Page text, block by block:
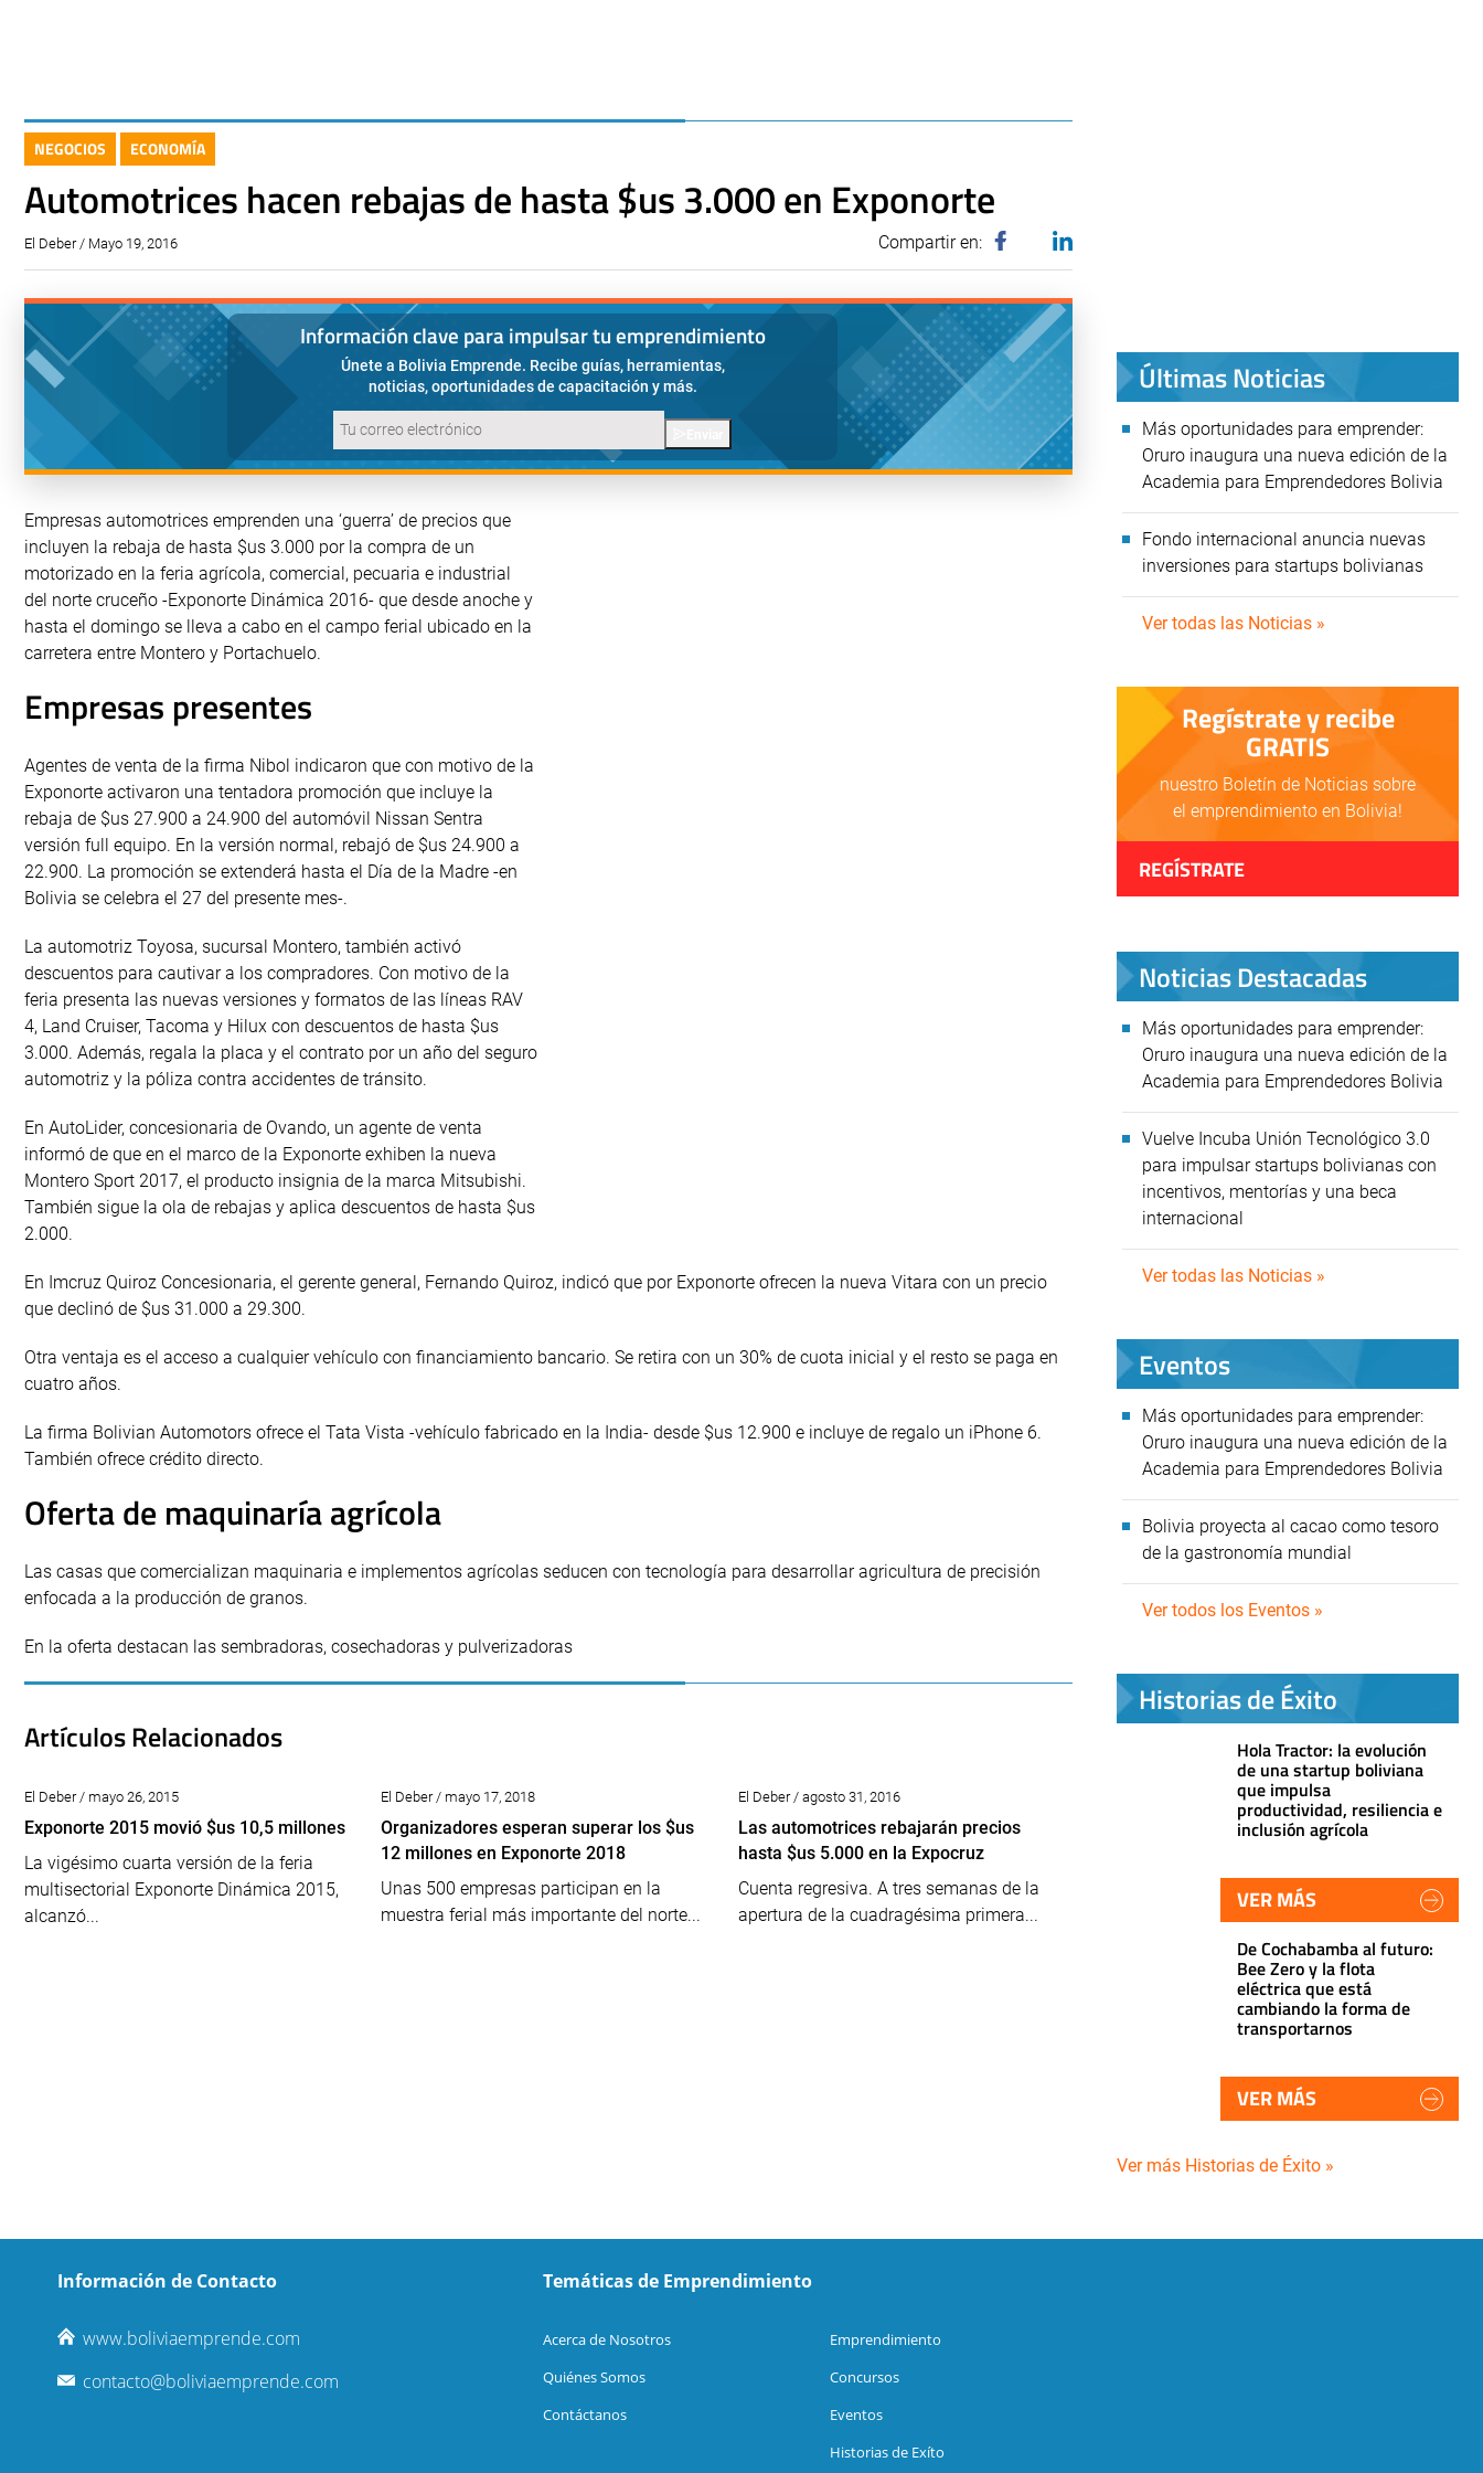
NEGOCIOS ECONOMÍA
Automotrices hacen rebajas de hasta $us 3.000 en Exponorte
El Deber / Mayo 19, 2016 Compartir en:
Información clave para impulsar tu emprendimiento
Únete a Bolivia Emprende. Recibe guías, herramientas,
noticias, oportunidades de capacitación y más.
Empresas automotrices emprenden una ‘guerra’ de precios que
incluyen la rebaja de hasta $us 3.000 por la compra de un
motorizado en la feria agrícola, comercial, pecuaria e industrial
del norte cruceño -Exponorte Dinámica 2016- que desde anoche y
hasta el domingo se lleva a cabo en el campo ferial ubicado en la
carretera entre Montero y Portachuelo.
Empresas presentes
Agentes de venta de la firma Nibol indicaron que con motivo de la
Exponorte activaron una tentadora promoción que incluye la
rebaja de $us 27.900 a 24.900 del automóvil Nissan Sentra
versión full equipo. En la versión normal, rebajó de $us 24.900 a
22.900. La promoción se extenderá hasta el Día de la Madre -en
Bolivia se celebra el 27 del presente mes-.
La automotriz Toyosa, sucursal Montero, también activó
descuentos para cautivar a los compradores. Con motivo de la
feria presenta las nuevas versiones y formatos de las líneas RAV
4, Land Cruiser, Tacoma y Hilux con descuentos de hasta $us
3.000. Además, regala la placa y el contrato por un año del seguro
automotriz y la póliza contra accidentes de tránsito.
En AutoLider, concesionaria de Ovando, un agente de venta
informó de que en el marco de la Exponorte exhiben la nueva
Montero Sport 2017, el producto insignia de la marca Mitsubishi.
También sigue la ola de rebajas y aplica descuentos de hasta $us
2.000.
En Imcruz Quiroz Concesionaria, el gerente general, Fernando Quiroz, indicó que por Exponorte ofrecen la nueva Vitara con un precio
que declinó de $us 31.000 a 29.300.
Otra ventaja es el acceso a cualquier vehículo con financiamiento bancario. Se retira con un 30% de cuota inicial y el resto se paga en
cuatro años.
La firma Bolivian Automotors ofrece el Tata Vista -vehículo fabricado en la India- desde $us 12.900 e incluye de regalo un iPhone 6.
También ofrece crédito directo.
Oferta de maquinaría agrícola
Las casas que comercializan maquinaria e implementos agrícolas seducen con tecnología para desarrollar agricultura de precisión
enfocada a la producción de granos.
En la oferta destacan las sembradoras, cosechadoras y pulverizadoras
Artículos Relacionados
El Deber / mayo 26, 2015
Exponorte 2015 movió $us 10,5 millones
La vigésimo cuarta versión de la feria
multisectorial Exponorte Dinámica 2015,
alcanzó...
El Deber / mayo 17, 2018
Organizadores esperan superar los $us
12 millones en Exponorte 2018
Unas 500 empresas participan en la
muestra ferial más importante del norte...
El Deber / agosto 31, 2016
Las automotrices rebajarán precios
hasta $us 5.000 en la Expocruz
Cuenta regresiva. A tres semanas de la
apertura de la cuadragésima primera...
Últimas Noticias
Más oportunidades para emprender:
Oruro inaugura una nueva edición de la
Academia para Emprendedores Bolivia
Fondo internacional anuncia nuevas
inversiones para startups bolivianas
Ver todas las Noticias »
Regístrate y recibe
GRATIS
nuestro Boletín de Noticias sobre
el emprendimiento en Bolivia!
REGÍSTRATE
Noticias Destacadas
Más oportunidades para emprender:
Oruro inaugura una nueva edición de la
Academia para Emprendedores Bolivia
Vuelve Incuba Unión Tecnológico 3.0
para impulsar startups bolivianas con
incentivos, mentorías y una beca
internacional
Ver todas las Noticias »
Eventos
Más oportunidades para emprender:
Oruro inaugura una nueva edición de la
Academia para Emprendedores Bolivia
Bolivia proyecta al cacao como tesoro
de la gastronomía mundial
Ver todos los Eventos »
Historias de Éxito
Hola Tractor: la evolución
de una startup boliviana
que impulsa
productividad, resiliencia e
inclusión agrícola
VER MÁS
De Cochabamba al futuro:
Bee Zero y la flota
eléctrica que está
cambiando la forma de
transportarnos
VER MÁS
Ver más Historias de Éxito »
Información de Contacto
www.boliviaemprende.com
contacto@boliviaemprende.com
Temáticas de Emprendimiento
Acerca de Nosotros
Quiénes Somos
Contáctanos
Emprendimiento
Concursos
Eventos
Historias de Exíto